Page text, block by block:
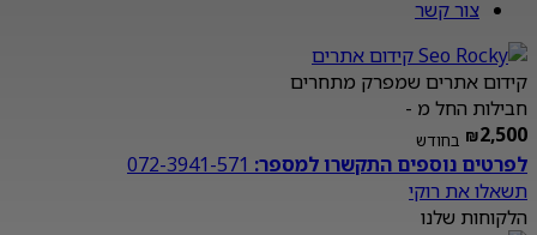
צור קשר
קידום אתרים שמפרק מתחרים
חבילות החל מ -
₪2,500 בחודש
לפרטים נוספים התקשרו למספר:
תשאלו את רוקי
הלקוחות שלנו